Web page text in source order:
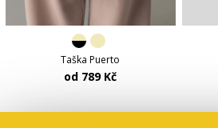
Taška Puerto
od 789 Kč